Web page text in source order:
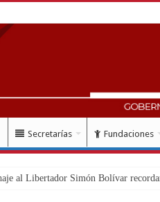
Secretarías Fundaciones